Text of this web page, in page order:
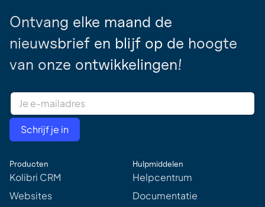
Ontvang elke maand de
nieuwsbrief en blijf op de hoogte
van onze ontwikkelingen!
E
a
l
d
r
s
Schrijf je in
Producten
Kolibri CRM
Websites
Hulpmiddelen
Helpcentrum
Documentatie